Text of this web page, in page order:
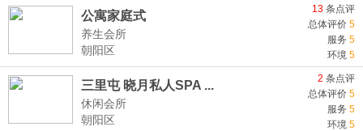
公寓家庭式
养生会所
朝阳区
13 条点评
总体评价 5
服务 5
环境 5
三里屯 晓月私人SPA ...
休闲会所
朝阳区
2 条点评
总体评价 5
服务 5
环境 5